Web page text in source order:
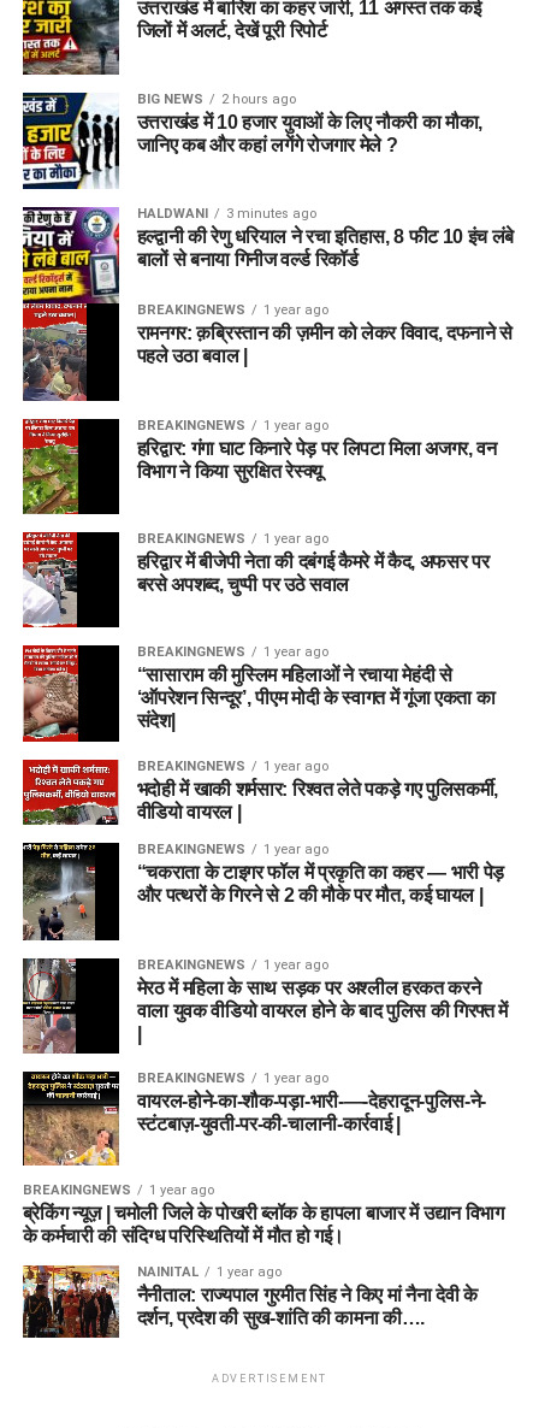
उत्तराखंड में बारिश का कहर जारी, 11 अगस्त तक कई
जिलों में अलर्ट, देखें पूरी रिपोर्ट
BIG NEWS 2 hours ago
उत्तराखंड में 10 हजार युवाओं के लिए नौकरी का मौका,
जानिए कब और कहां लगेंगे रोजगार मेले ?
HALDWANI 3 minutes ago
हल्द्वानी की रेणु धरियाल ने रचा इतिहास, 8 फीट 10 इंच लंबे
बालों से बनाया गिनीज वर्ल्ड रिकॉर्ड
BREAKINGNEWS 1 year ago
रामनगर: क़ब्रिस्तान की ज़मीन को लेकर विवाद, दफनाने से
पहले उठा बवाल |
BREAKINGNEWS 1 year ago
हरिद्वार: गंगा घाट किनारे पेड़ पर लिपटा मिला अजगर, वन
विभाग ने किया सुरक्षित रेस्क्यू
BREAKINGNEWS 1 year ago
हरिद्वार में बीजेपी नेता की दबंगई कैमरे में कैद, अफसर पर
बरसे अपशब्द, चुप्पी पर उठे सवाल
BREAKINGNEWS 1 year ago
“सासाराम की मुस्लिम महिलाओं ने रचाया मेहंदी से
‘ऑपरेशन सिन्दूर’, पीएम मोदी के स्वागत में गूंजा एकता का
संदेश|
BREAKINGNEWS 1 year ago
भदोही में खाकी शर्मसार: रिश्वत लेते पकड़े गए पुलिसकर्मी,
वीडियो वायरल |
BREAKINGNEWS 1 year ago
“चकराता के टाइगर फॉल में प्रकृति का कहर — भारी पेड़
और पत्थरों के गिरने से 2 की मौके पर मौत, कई घायल |
BREAKINGNEWS 1 year ago
मेरठ में महिला के साथ सड़क पर अश्लील हरकत करने
वाला युवक वीडियो वायरल होने के बाद पुलिस की गिरफ्त में
BREAKINGNEWS 1 year ago
वायरल-होने-का-शौक-पड़ा-भारी-—-देहरादून-पुलिस-ने-
स्टंटबाज़-युवती-पर-की-चालानी-कार्रवाई |
BREAKINGNEWS 1 year ago
ब्रेकिंग न्यूज़ | चमोली जिले के पोखरी ब्लॉक के हापला बाजार में उद्यान विभाग
के कर्मचारी की संदिग्ध परिस्थितियों में मौत हो गई।
NAINITAL 1 year ago
नैनीताल: राज्यपाल गुरमीत सिंह ने किए मां नैना देवी के
दर्शन, प्रदेश की सुख-शांति की कामना की….
ADVERTISEMENT